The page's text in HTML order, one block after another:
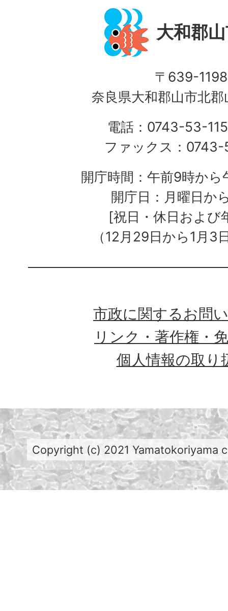
大和郡
〒639-1198
奈良県大和郡山市北
電話：0743-53-
ファックス：
開庁時間：午前9時か
開庁日：月曜日か
[祝日・休日および
（12月29日から1月3
市政に関するお問
リンク・著作権・
個人情報の取り
Copyright (c) 2021 Yamatokoriyama